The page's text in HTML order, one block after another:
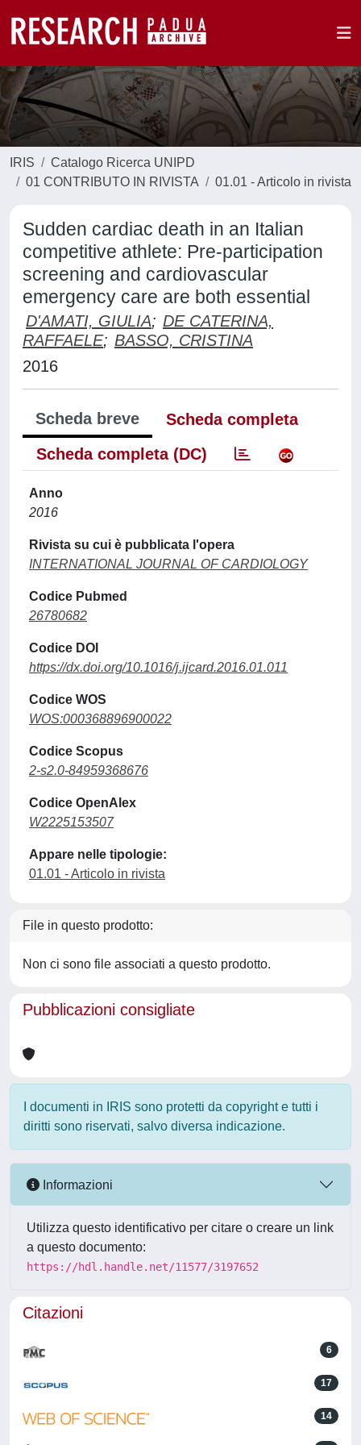
IRIS
Catalogo Ricerca UNIPD
01 CONTRIBUTO IN RIVISTA
01.01 - Articolo in rivista
Sudden cardiac death in an Italian
competitive athlete: Pre-participation
screening and cardiovascular
emergency care are both essential
D'AMATI, GIULIA; DE CATERINA,
RAFFAELE; BASSO, CRISTINA
2016
Scheda breve
Scheda completa
Scheda completa (DC)
Anno
2016
Rivista su cui è pubblicata l'opera
INTERNATIONAL JOURNAL OF CARDIOLOGY
Codice Pubmed
26780682
Codice DOI
https://dx.doi.org/10.1016/j.ijcard.2016.01.011
Codice WOS
WOS:000368896900022
Codice Scopus
2-s2.0-84959368676
Codice OpenAlex
W2225153507
Appare nelle tipologie:
01.01 - Articolo in rivista
File in questo prodotto:
Non ci sono file associati a questo prodotto.
Pubblicazioni consigliate
I documenti in IRIS sono protetti da copyright e tutti i
diritti sono riservati, salvo diversa indicazione.
Informazioni
Utilizza questo identificativo per citare o creare un link
a questo documento:
https://hdl.handle.net/11577/3197652
Citazioni
6
17
14